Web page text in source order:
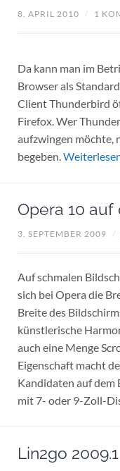
8. APRIL 2010 / 1
Da kann man im
Browser als
Client Thunderbird
Firefox. Wer
aufzwingen möchte,
begeben.
Opera 10
3. SEPTEMBER 2009 /
Auf schmalen
sich bei Opera die
Breite des
künstlerische
auch eine Menge
Eigenschaft macht
Kandidaten auf dem
mit 7- oder 9-Zoll-
Lin2go